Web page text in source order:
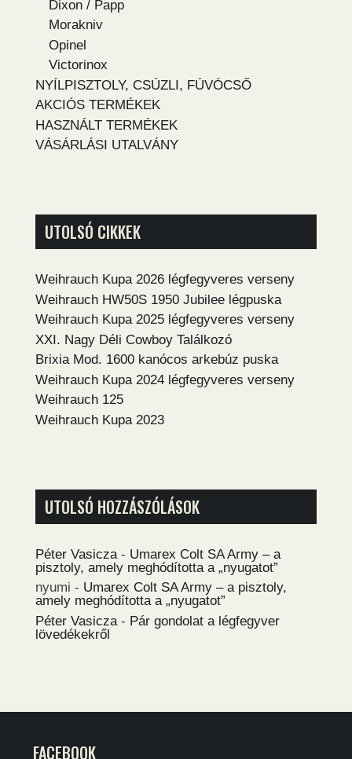
Dixon / Papp
Morakniv
Opinel
Victorinox
NYÍLPISZTOLY, CSÚZLI, FÚVÓCSŐ
AKCIÓS TERMÉKEK
HASZNÁLT TERMÉKEK
VÁSÁRLÁSI UTALVÁNY
UTOLSÓ CIKKEK
Weihrauch Kupa 2026 légfegyveres verseny
Weihrauch HW50S 1950 Jubilee légpuska
Weihrauch Kupa 2025 légfegyveres verseny
XXI. Nagy Déli Cowboy Találkozó
Brixia Mod. 1600 kanócos arkebúz puska
Weihrauch Kupa 2024 légfegyveres verseny
Weihrauch 125
Weihrauch Kupa 2023
UTOLSÓ HOZZÁSZÓLÁSOK
Péter Vasicza - Umarex Colt SA Army – a
pisztoly, amely meghódította a „nyugatot”
nyumi - Umarex Colt SA Army – a pisztoly,
amely meghódította a „nyugatot”
Péter Vasicza - Pár gondolat a légfegyver
lövedékekről
FACEBOOK